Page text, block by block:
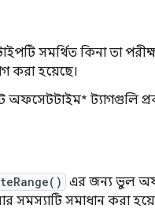
টাইপটি সমর্থিত কিনা তা
করা হয়েছে।
অফসেটটাইম* ট্যাগগুলি
এর জন্য ভুল
সমস্যাটি সমাধান করা